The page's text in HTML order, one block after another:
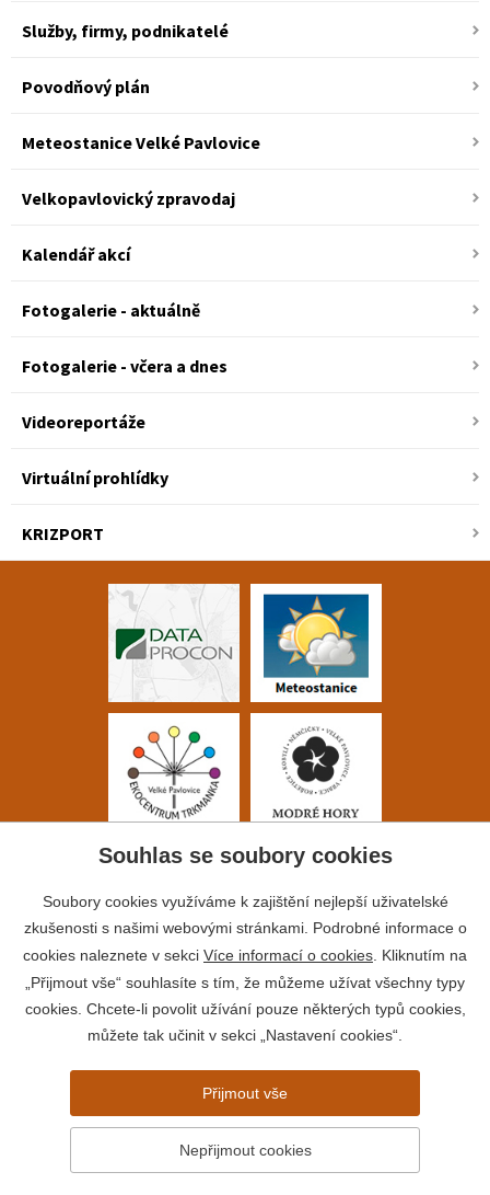
Služby, firmy, podnikatelé
Povodňový plán
Meteostanice Velké Pavlovice
Velkopavlovický zpravodaj
Kalendář akcí
Fotogalerie - aktuálně
Fotogalerie - včera a dnes
Videoreportáže
Virtuální prohlídky
KRIZPORT
© 2026 Město Velké Pavlovice
Prohlášení o přístupnosti
Informace o zpracování osobních údajů
Souhlas se soubory cookies
Soubory cookies využíváme k zajištění nejlepší uživatelské
zkušenosti s našimi webovými stránkami. Podrobné informace o
cookies naleznete v sekci Více informací o cookies . Kliknutím na
„Přijmout vše“ souhlasíte s tím, že můžeme užívat všechny typy
cookies. Chcete-li povolit užívání pouze některých typů cookies,
můžete tak učinit v sekci „Nastavení cookies“.
Přijmout vše
Nepřijmout cookies